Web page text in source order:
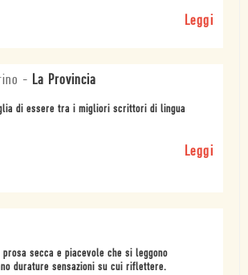
Leggi
- La Provincia
di essere tra i migliori scrittori di lingua
Leggi
secca e piacevole che si leggono
durature sensazioni su cui riflettere.